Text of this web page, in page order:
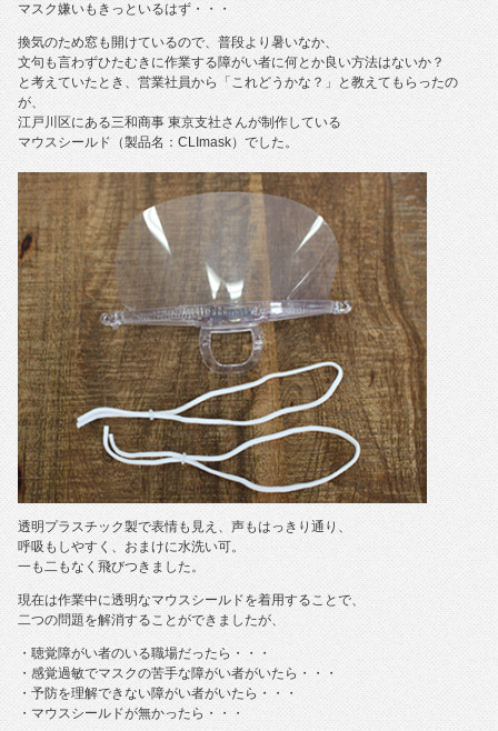
マスク嫌いもきっといるはず・・・
換気のため窓も開けているので、普段より暑いなか、
文句も言わずひたむきに作業する障がい者に何とか良い方法はないか？
と考えていたとき、営業社員から「これどうかな？」と教えてもらったの
が、
江戸川区にある三和商事 東京支社さんが制作している
マウスシールド（製品名：CLImask）でした。
透明プラスチック製で表情も見え、声もはっきり通り、
呼吸もしやすく、おまけに水洗い可。
一も二もなく飛びつきました。
現在は作業中に透明なマウスシールドを着用することで、
二つの問題を解消することができましたが、
・聴覚障がい者のいる職場だったら・・・
・感覚過敏でマスクの苦手な障がい者がいたら・・・
・予防を理解できない障がい者がいたら・・・
・マウスシールドが無かったら・・・